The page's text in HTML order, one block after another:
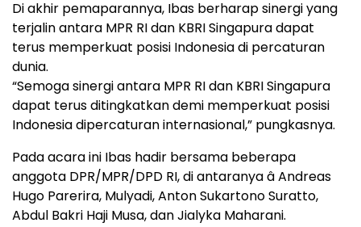
Di akhir pemaparannya, Ibas berharap sinergi yang
terjalin antara MPR RI dan KBRI Singapura dapat
terus memperkuat posisi Indonesia di percaturan
dunia.
“Semoga sinergi antara MPR RI dan KBRI Singapura
dapat terus ditingkatkan demi memperkuat posisi
Indonesia dipercaturan internasional,” pungkasnya.
Pada acara ini Ibas hadir bersama beberapa
anggota DPR/MPR/DPD RI, di antaranya â Andreas
Hugo Parerira, Mulyadi, Anton Sukartono Suratto,
Abdul Bakri Haji Musa, dan Jialyka Maharani.